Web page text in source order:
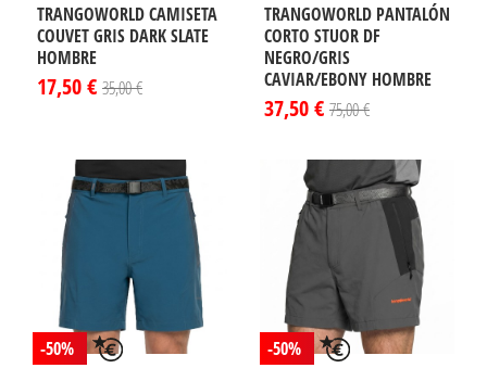
TRANGOWORLD CAMISETA
COUVET GRIS DARK SLATE
HOMBRE
17,50 € 35,00 €
TRANGOWORLD PANTALÓN
CORTO STUOR DF
NEGRO/GRIS
CAVIAR/EBONY HOMBRE
37,50 € 75,00 €
-50% -50%